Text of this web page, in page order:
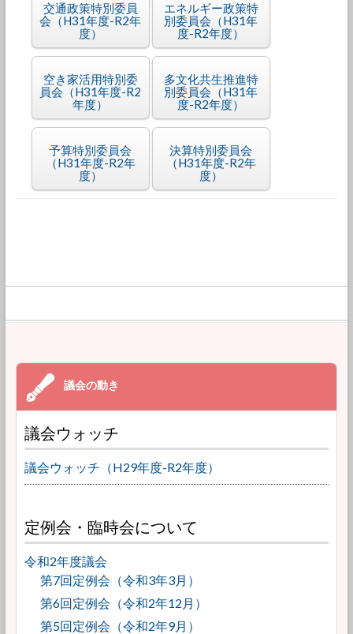
交通政策特別委員
会（H31年度-R2年
度）
エネルギー政策特
別委員会（H31年
度-R2年度）
空き家活用特別委
員会（H31年度-R2
年度）
多文化共生推進特
別委員会（H31年
度-R2年度）
予算特別委員会
（H31年度-R2年
度）
決算特別委員会
（H31年度-R2年
度）
議会ウォッチ
議会ウォッチ（H29年度-R2年度）
定例会・臨時会について
令和2年度議会
第7回定例会（令和3年3月）
第6回定例会（令和2年12月）
第5回定例会（令和2年9月）